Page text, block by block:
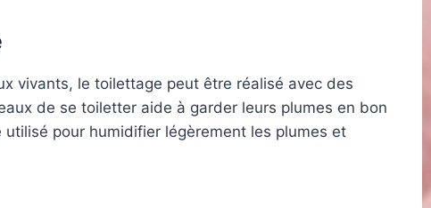
vivants, le toilettage peut être réalisé avec des
de se toiletter aide à garder leurs plumes en bon
pour humidifier légèrement les plumes et